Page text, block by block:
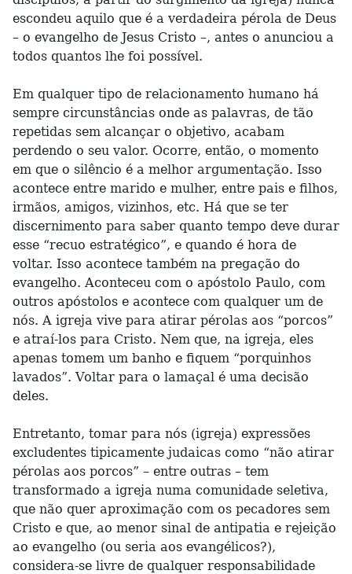
escondeu aquilo que é a verdadeira pérola de Deus
– o evangelho de Jesus Cristo –, antes o anunciou a
todos quantos lhe foi possível.
Em qualquer tipo de relacionamento humano há
sempre circunstâncias onde as palavras, de tão
repetidas sem alcançar o objetivo, acabam
perdendo o seu valor. Ocorre, então, o momento
em que o silêncio é a melhor argumentação. Isso
acontece entre marido e mulher, entre pais e filhos,
irmãos, amigos, vizinhos, etc. Há que se ter
discernimento para saber quanto tempo deve durar
esse “recuo estratégico”, e quando é hora de
voltar. Isso acontece também na pregação do
evangelho. Aconteceu com o apóstolo Paulo, com
outros apóstolos e acontece com qualquer um de
nós. A igreja vive para atirar pérolas aos “porcos”
e atraí-los para Cristo. Nem que, na igreja, eles
apenas tomem um banho e fiquem “porquinhos
lavados”. Voltar para o lamaçal é uma decisão
deles.
Entretanto, tomar para nós (igreja) expressões
excludentes tipicamente judaicas como “não atirar
pérolas aos porcos” – entre outras – tem
transformado a igreja numa comunidade seletiva,
que não quer aproximação com os pecadores sem
Cristo e que, ao menor sinal de antipatia e rejeição
ao evangelho (ou seria aos evangélicos?),
considera-se livre de qualquer responsabilidade